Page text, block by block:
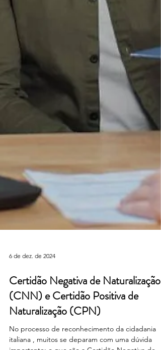
6 de dez. de 2024
Certidão Negativa de Naturalização
(CNN) e Certidão Positiva de
Naturalização (CPN)